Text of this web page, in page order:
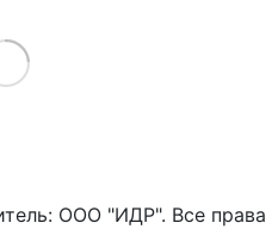
More
ООО "ИДР". Все права